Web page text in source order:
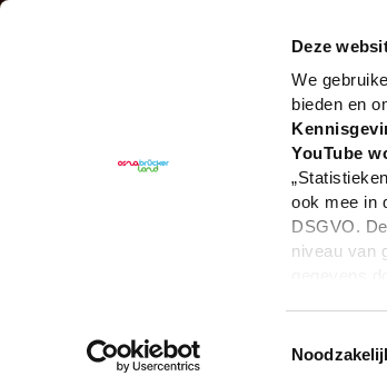
Deze
We
bieden en
YouTube
ook mee in
DSGVO.
niveau van
overdracht
We geven